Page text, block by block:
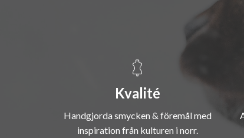
Kvalité
Handgjorda smycken & föremål med
inspiration från kulturen i norr.